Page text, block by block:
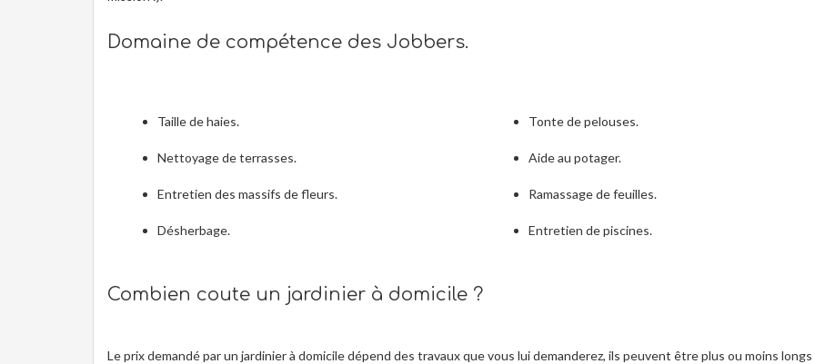
Domaine de compétence des Jobbers.
Taille de haies.
Nettoyage de terrasses.
Entretien des massifs de fleurs.
Désherbage.
Tonte de pelouses.
Aide au potager.
Ramassage de feuilles.
Entretien de piscines.
Combien coute un jardinier à domicile ?
Le prix demandé par un jardinier à domicile dépend des travaux que vous lui demanderez, ils peuvent être plus ou moins longs